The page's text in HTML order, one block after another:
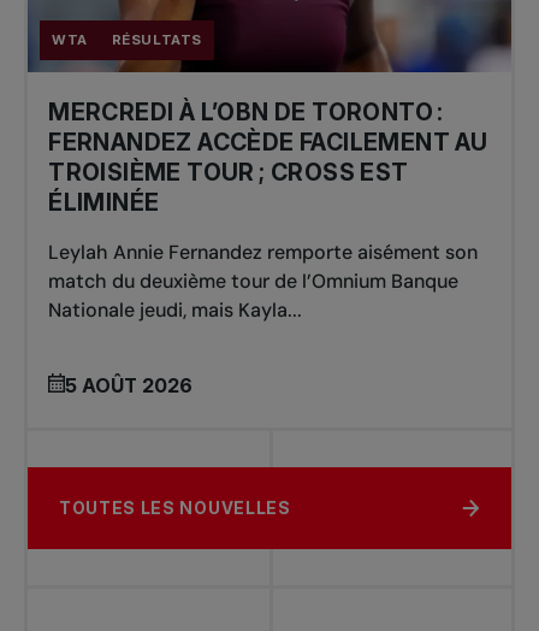
WTA RÉSULTATS
MERCREDI À L’OBN DE TORONTO :
FERNANDEZ ACCÈDE FACILEMENT AU
TROISIÈME TOUR ; CROSS EST
ÉLIMINÉE
Leylah Annie Fernandez remporte aisément son
match du deuxième tour de l’Omnium Banque
Nationale jeudi, mais Kayla...
5 AOÛT 2026
TOUTES LES NOUVELLES